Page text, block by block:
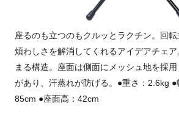
座るのも立つのもクルッとラクチン。回
煩わしさを解消してくれるアイデアチェ
まる構造。座面は側面にメッシュ地を採
があり、汗蒸れが防げる。●重さ：2.6kg ●
85cm ●座面高：42cm